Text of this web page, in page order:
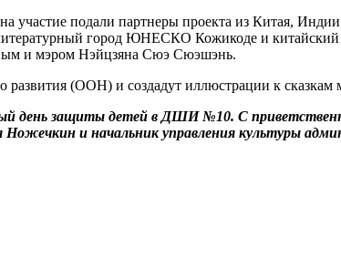
на участие подали партнеры проекта из Китая,
город ЮНЕСКО Кожикоде и
и мэром Нэйцзяна Сюэ Сюэшэнь.
развития (ООН) и создадут иллюстрации к сказкам
день защиты детей в ДШИ №10. С
Ножечкин и начальник управления культуры